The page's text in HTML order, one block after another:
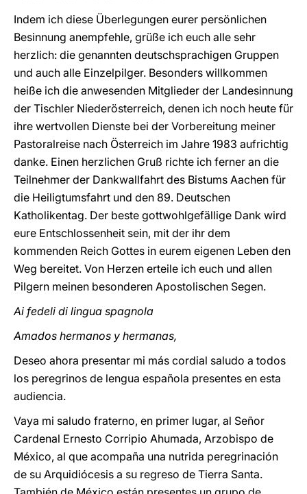
Indem ich diese Überlegungen eurer persönlichen
Besinnung anempfehle, grüße ich euch alle sehr
herzlich: die genannten deutschsprachigen Gruppen
und auch alle Einzelpilger. Besonders willkommen
heiße ich die anwesenden Mitglieder der Landesinnung
der Tischler Niederösterreich, denen ich noch heute für
ihre wertvollen Dienste bei der Vorbereitung meiner
Pastoralreise nach Österreich im Jahre 1983 aufrichtig
danke. Einen herzlichen Gruß richte ich ferner an die
Teilnehmer der Dankwallfahrt des Bistums Aachen für
die Heiligtumsfahrt und den 89. Deutschen
Katholikentag. Der beste gottwohlgefällige Dank wird
eure Entschlossenheit sein, mit der ihr dem
kommenden Reich Gottes in eurem eigenen Leben den
Weg bereitet. Von Herzen erteile ich euch und allen
Pilgern meinen besonderen Apostolischen Segen.
Ai fedeli di lingua spagnola
Amados hermanos y hermanas,
Deseo ahora presentar mi más cordial saludo a todos
los peregrinos de lengua española presentes en esta
audiencia.
Vaya mi saludo fraterno, en primer lugar, al Señor
Cardenal Ernesto Corripio Ahumada, Arzobispo de
México, al que acompaña una nutrida peregrinación
de su Arquidiócesis a su regreso de Tierra Santa.